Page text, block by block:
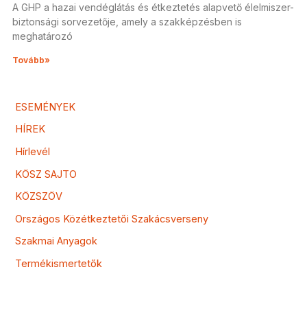
A GHP a hazai vendéglátás és étkeztetés alapvető élelmiszer-
biztonsági sorvezetője, amely a szakképzésben is
meghatározó
Tovább»
ESEMÉNYEK
HÍREK
Hírlevél
KÖSZ SAJTO
KÖZSZÖV
Országos Közétkeztetői Szakácsverseny
Szakmai Anyagok
Termékismertetők